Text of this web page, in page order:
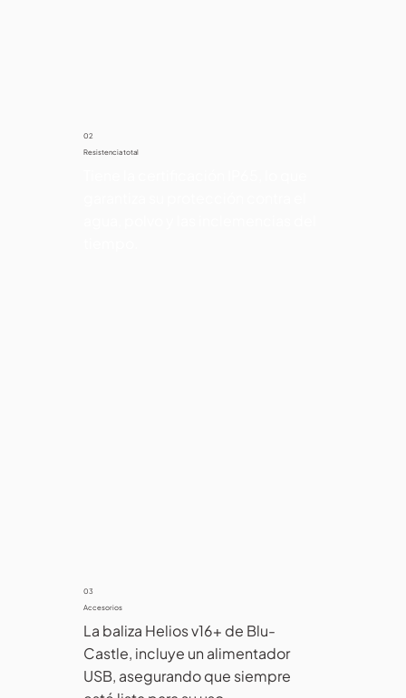
02
Resistencia total
03
La baliza Helios v16+ de Blu-
Castle, incluye un alimentador
USB, asegurando que siempre
Accesorios